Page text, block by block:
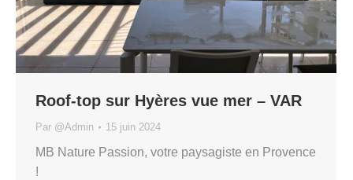
Roof-top sur Hyères vue mer – VAR
Par @Admin 15 juin 2024
MB Nature Passion, votre paysagiste en Provence
!